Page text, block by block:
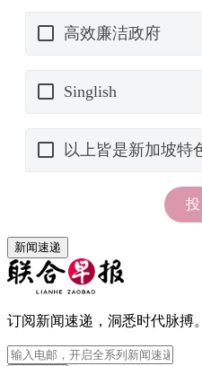
新闻速递
订阅新闻速递，洞悉时代脉搏。